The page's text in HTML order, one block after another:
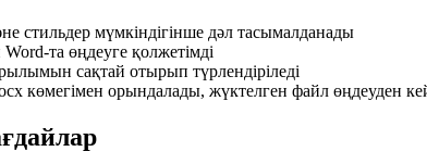
стильдер мүмкіндігінше дәл тасымалданады
та өңдеуге қолжетімді
сақтай отырып түрлендіріледі
көмегімен орындалады, жүктелген файл өңдеуден